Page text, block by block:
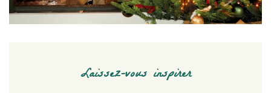
Laissez-vous inspirer